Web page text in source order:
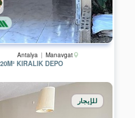
Antalya Manavgat
KIRALIK DEPO
للإيجار